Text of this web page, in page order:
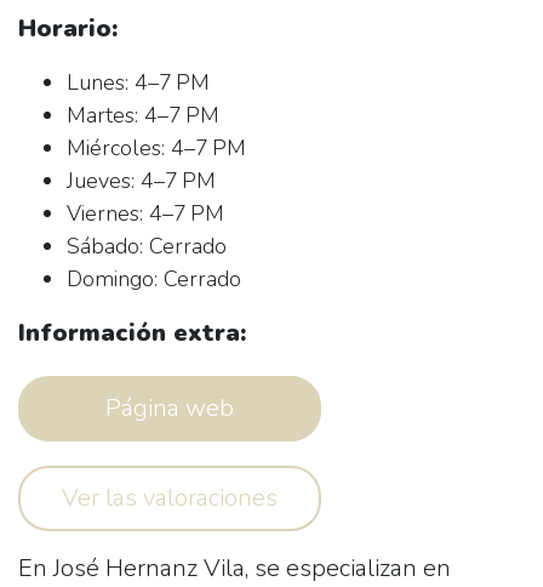
Horario:
Lunes: 4–7 PM
Martes: 4–7 PM
Miércoles: 4–7 PM
Jueves: 4–7 PM
Viernes: 4–7 PM
Sábado: Cerrado
Domingo: Cerrado
Información extra:
Página web
Ver las valoraciones
EnJosé Hernanz Vila, se especializan en